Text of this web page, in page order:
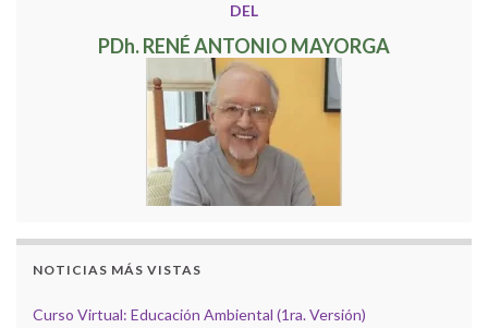
DEL
PDh. RENÉ ANTONIO MAYORGA
NOTICIAS MÁS VISTAS
Curso Virtual: Educación Ambiental (1ra. Versión)